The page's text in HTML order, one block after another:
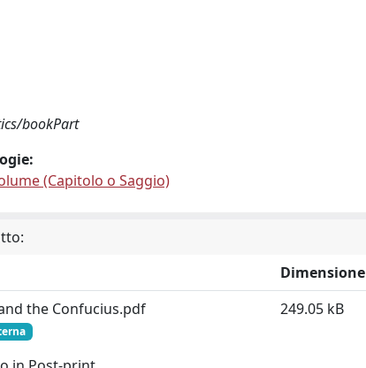
bookPart
(Capitolo o Saggio)
Dimensione
the Confucius.pdf
249.05 kB